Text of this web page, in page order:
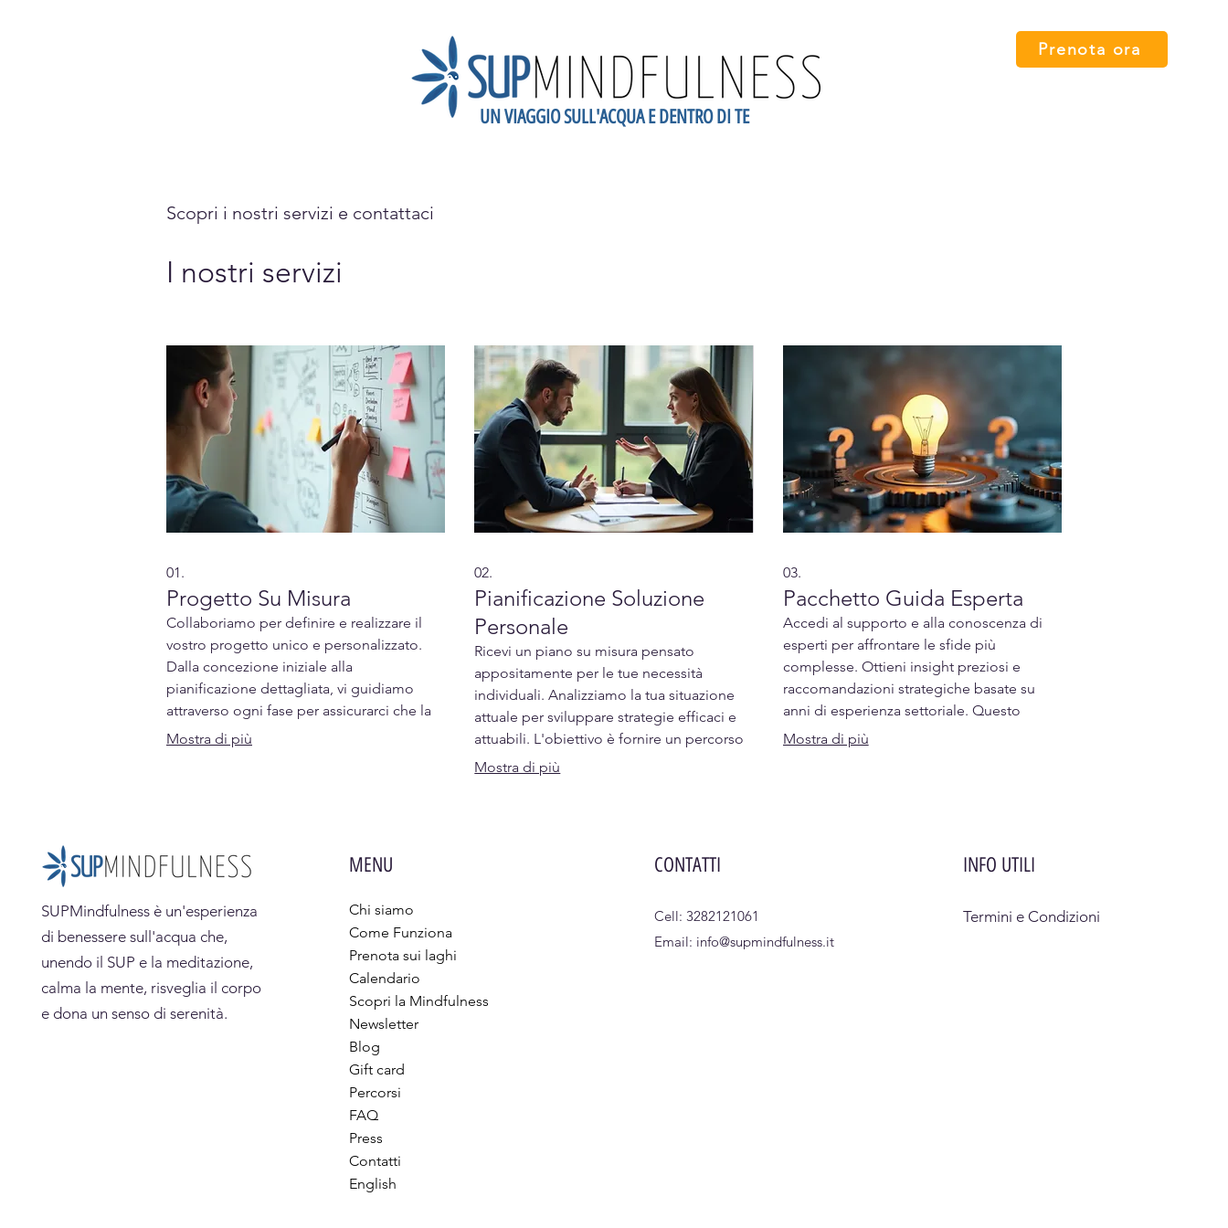
UN VIAGGIO SULL'ACQUA E DENTRO DI TE
Prenota ora
Scopri i nostri servizi e contattaci
I nostri servizi
01.
Progetto Su Misura
Collaboriamo per definire e realizzare il
vostro progetto unico e personalizzato.
Dalla concezione iniziale alla
pianificazione dettagliata, vi guidiamo
attraverso ogni fase per assicurarci che la
visione diventi realtà. Ogni dettaglio è
Mostra di più
02.
Pianificazione Soluzione
Personale
Ricevi un piano su misura pensato
appositamente per le tue necessità
individuali. Analizziamo la tua situazione
attuale per sviluppare strategie efficaci e
attuabili. L'obiettivo è fornire un percorso
chiaro per raggiungere i tuoi traguardi
Mostra di più
03.
Pacchetto Guida Esperta
Accedi al supporto e alla conoscenza di
esperti per affrontare le sfide più
complesse. Ottieni insight preziosi e
raccomandazioni strategiche basate su
anni di esperienza settoriale. Questo
pacchetto è ideale per chi cerca una
Mostra di più
SUPMindfulness è un'esperienza
di benessere sull'acqua che,
unendo il SUP e la meditazione,
calma la mente, risveglia il corpo
e dona un senso di serenità.
MENU
Chi siamo
Come Funziona
Prenota sui laghi
Calendario
Scopri la Mindfulness
Newsletter
Blog
Gift card
Percorsi
FAQ
Press
Contatti
English
CONTATTI
Cell: 3282121061
Email: info@supmindfulness.it
INFO UTILI
Termini e Condizioni